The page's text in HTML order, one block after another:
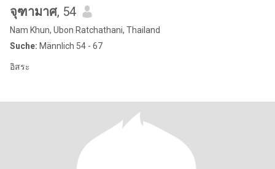
จุฑามาศ, 54
Nam Khun, Ubon Ratchathani, Thailand
Suche: Männlich 54 - 67
อิสระ